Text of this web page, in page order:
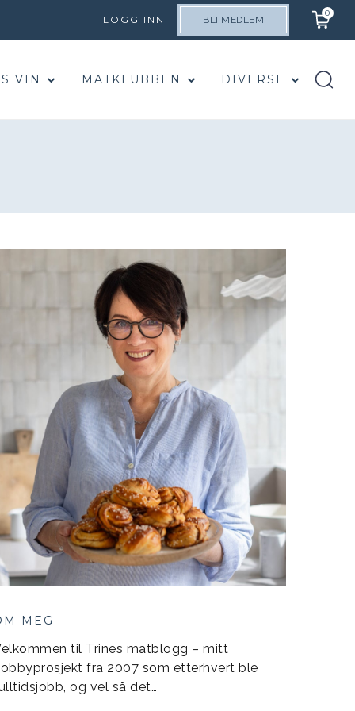
LOGG INN BLI MEDLEM
0
VIN MATKLUBBEN DIVERSE
MEG
til Trines matblogg – mitt
fra 2007 som etterhvert ble
og vel så det…